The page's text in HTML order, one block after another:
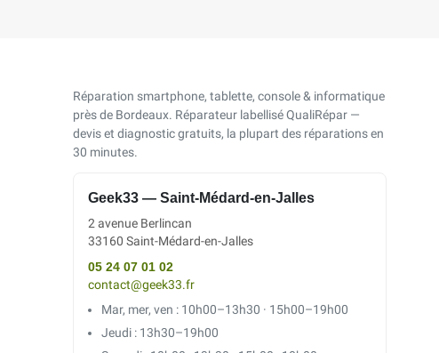
Réparation smartphone, tablette, console & informatique
près de Bordeaux. Réparateur labellisé QualiRépar —
devis et diagnostic gratuits, la plupart des réparations en
30 minutes.
Geek33 — Saint-Médard-en-Jalles
2 avenue Berlincan
33160 Saint-Médard-en-Jalles
05 24 07 01 02
contact@geek33.fr
Mar, mer, ven : 10h00–13h30 · 15h00–19h00
Jeudi : 13h30–19h00